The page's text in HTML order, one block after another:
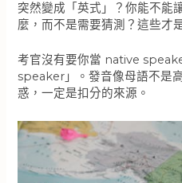
突然變成「英式」？你能不能
麼，而不是需要猜測？這些才
考官沒有要你當 native
speaker」。發音像母語不是
惑，一定是扣分的來源。